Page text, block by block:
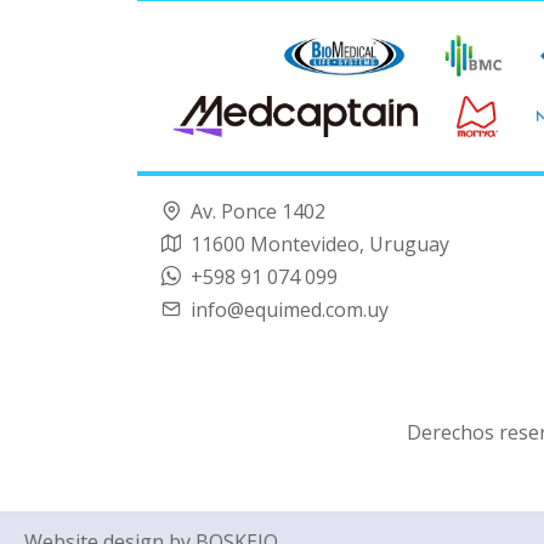
Av. Ponce 1402
11600 Montevideo, Uruguay
+598 91 074 099
info@equimed.com.uy
Derechos